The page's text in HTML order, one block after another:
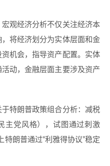
观经济分析不仅关注经济本
将经济划分为实体层面和金
机会，指导资产配置。实体
动，金融层面主要涉及资产
特朗普政策组合分析：减税
主党风格），试图通过刺激
朗普通过“利雅得协议”稳定